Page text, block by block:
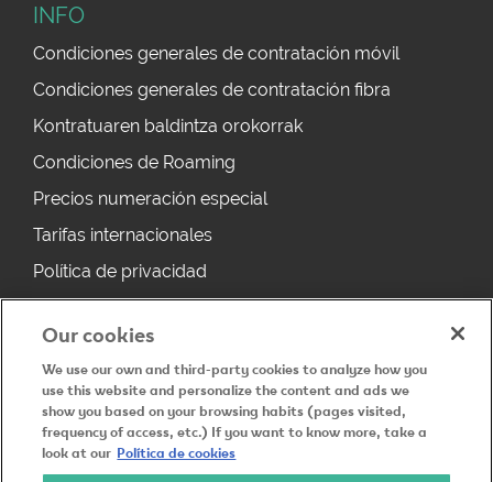
INFO
Condiciones generales de contratación móvil
Condiciones generales de contratación fibra
Kontratuaren baldintza orokorrak
Condiciones de Roaming
Precios numeración especial
Tarifas internacionales
Política de privacidad
Política de cookies
Derecho desistimiento
Aviso legal
Noticias
Our cookies
We use our own and third-party cookies to analyze how you
use this website and personalize the content and ads we
show you based on your browsing habits (pages visited,
frequency of access, etc.) If you want to know more, take a
look at our Política de cookies